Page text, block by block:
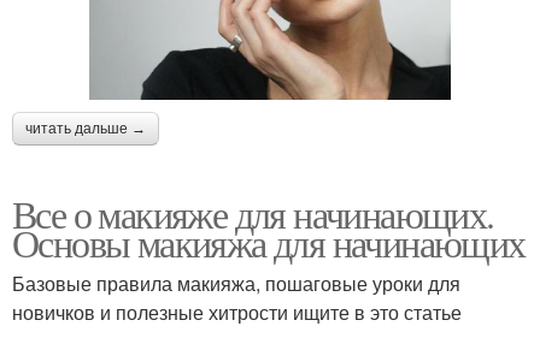
читать дальше →
Все о макияже для начинающих.
Основы макияжа для начинающих
Базовые правила макияжа, пошаговые уроки для
новичков и полезные хитрости ищите в это статье